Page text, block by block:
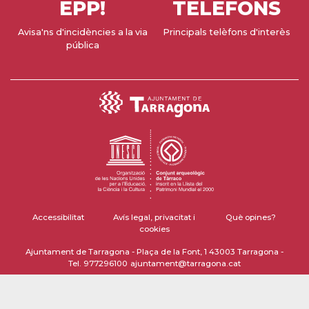
EPP!
Avisa'ns d'incidències a la via
pública
TELÈFONS
Principals telèfons d'interès
Accessibilitat
Avís legal, privacitat i
cookies
Què opines?
Ajuntament de Tarragona - Plaça de la Font, 1 43003 Tarragona -
Tel. 977296100 ajuntament@tarragona.cat